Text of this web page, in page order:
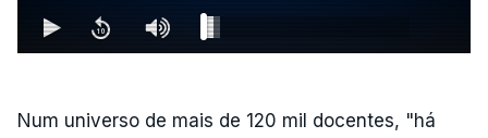
Num universo de mais de 120 mil docentes, "há